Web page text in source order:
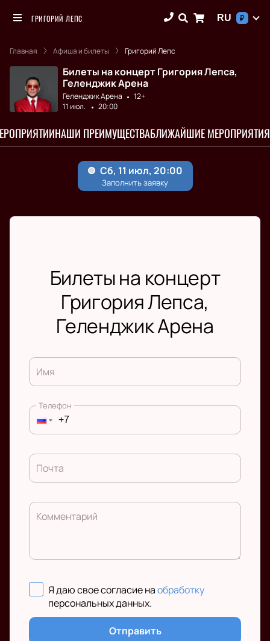
ГРИГОРИЙ ЛЕПС RU ₽
Главная Афиша и билеты Григорий Лепс
Билеты на концерт Григория Лепса,
Геленджик Арена
Геленджик Арена
12+
11 июл.
20:00
НАШИ ПРЕИМУЩЕСТВАБЛИЖАЙШИЕ МЕРОПРИЯТИЯ
Билеты на концерт
Григория Лепса,
Геленджик Арена
Имя
Телефон
Почта
Комментарий
Я даю свое согласие наобработку
персональных данных.
Отправить